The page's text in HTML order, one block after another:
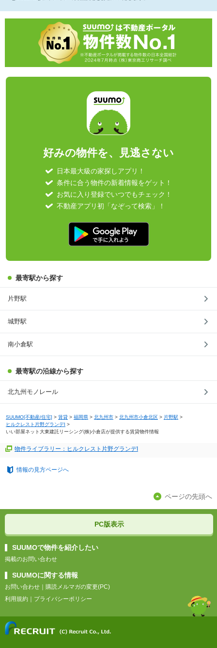
好みの物件を、見逃さない
日本最大級の家探しアプリ！
条件に合う物件の新着情報をゲット！
お気に入り登録でいつでもチェック！
不動産アプリ初「なぞって検索」！
最寄駅から探す
片野駅
城野駅
南小倉駅
最寄駅の沿線から探す
北九州モノレール
SUUMO[不動産/住宅] > 賃貸 > 福岡県 > 北九州市 > 北九州市小倉北区 > 片野駅 >
ヒルクレスト片野グランデI >
いい部屋ネット大東建託リーシング(株)小倉店が提供する賃貸物件情報
物件ライブラリー：ヒルクレスト片野グランデI
情報の見方ページへ
ページの先頭へ
PC版表示
SUUMOで物件を紹介したい
掲載のお問い合わせ
SUUMOに関する情報
お問い合わせ
購読メルマガの変更(PC)
利用規約
プライバシーポリシー